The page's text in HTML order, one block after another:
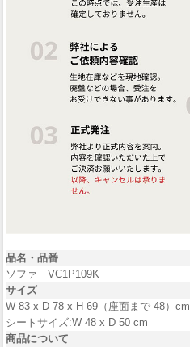
品名・品番
ソファ VC1P109K
サイズ
W 83 x D 78 x H 69（座面まで 48）cm
シートサイズ:W 48 x D 50 cm
商品について